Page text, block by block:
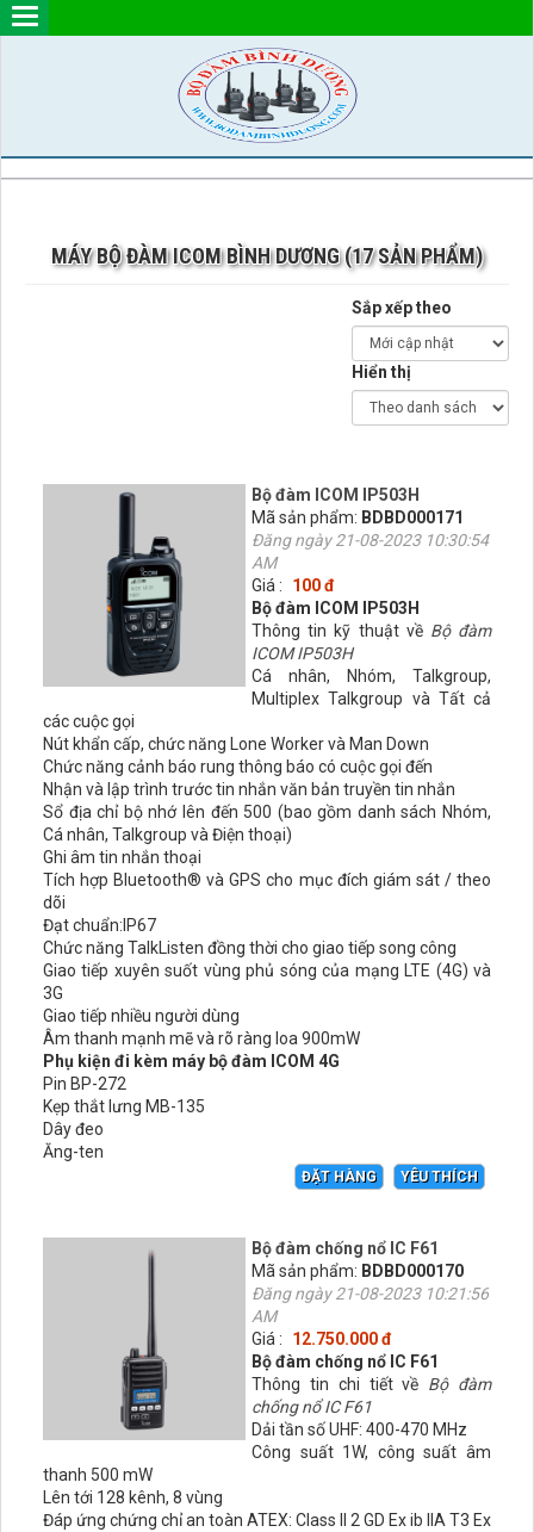
MÁY BỘ ĐÀM ICOM BÌNH DƯƠNG (17 SẢN PHẨM)
Sắp xếp theo
Hiển thị
Bộ đàm ICOM IP503H
Mã sản phẩm: BDBD000171
Đăng ngày 21-08-2023 10:30:54
AM
Giá :
100 đ
Bộ đàm ICOM IP503H
Thông tin kỹ thuật về Bộ đàm
ICOM IP503H
Cá nhân, Nhóm, Talkgroup,
Multiplex Talkgroup và Tất cả
các cuộc gọi
Nút khẩn cấp, chức năng Lone Worker và Man Down
Chức năng cảnh báo rung thông báo có cuộc gọi đến
Nhận và lập trình trước tin nhắn văn bản truyền tin nhắn
Sổ địa chỉ bộ nhớ lên đến 500 (bao gồm danh sách Nhóm,
Cá nhân, Talkgroup và Điện thoại)
Ghi âm tin nhắn thoại
Tích hợp Bluetooth® và GPS cho mục đích giám sát / theo
dõi
Đạt chuẩn:IP67
Chức năng TalkListen đồng thời cho giao tiếp song công
Giao tiếp xuyên suốt vùng phủ sóng của mạng LTE (4G) và
3G
Giao tiếp nhiều người dùng
Âm thanh mạnh mẽ và rõ ràng loa 900mW
Phụ kiện đi kèm máy bộ đàm ICOM 4G
Pin BP-272
Kẹp thắt lưng MB-135
Dây đeo
Ăng-ten
ĐẶT HÀNG YÊU THÍCH
Bộ đàm chống nổ IC F61
Mã sản phẩm: BDBD000170
Đăng ngày 21-08-2023 10:21:56
AM
Giá :
12.750.000 đ
Bộ đàm chống nổ IC F61
Thông tin chi tiết về Bộ đàm
chống nổ IC F61
Dải tần số UHF: 400-470 MHz
Công suất 1W, công suất âm
thanh 500 mW
Lên tới 128 kênh, 8 vùng
Đáp ứng chứng chỉ an toàn ATEX: Class II 2 GD Ex ib IIA T3 Ex